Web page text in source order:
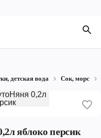
детская вода Сок, морс
яблоко персик